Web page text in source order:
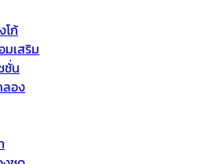
โก้
เสริม
ชั่น
อง